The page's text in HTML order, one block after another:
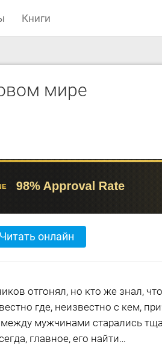
Книги
мире
Читать онлайн
отгонял, но кто же знал,
где, неизвестно с кем,
мужчинами старались
главное, его найти…